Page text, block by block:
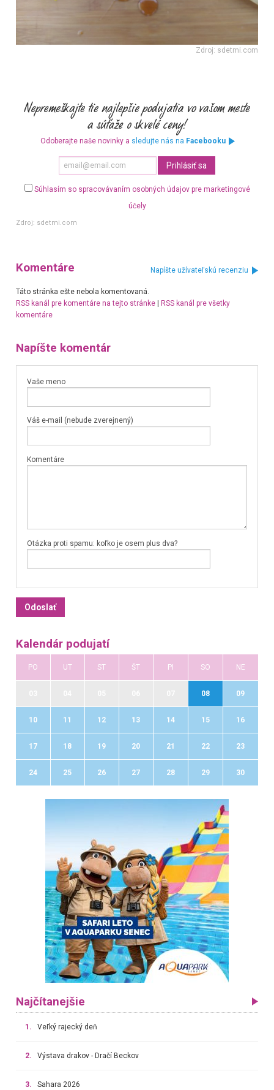
Zdroj: sdetmi.com
Odoberajte naše novinky a sledujte nás na Facebooku
Súhlasím so spracovávaním osobných údajov pre marketingové
účely
Zdroj: sdetmi.com
Komentáre Napíšte užívateľskú recenziu
Táto stránka ešte nebola komentovaná.
RSS kanál pre komentáre na tejto stránke|
RSS kanál pre všetky
komentáre
Napíšte komentár
Vaše meno
Váš e-mail (nebude zverejnený)
Komentáre
Otázka proti spamu: koľko je osem plus dva?
Kalendár podujatí
PO UT ST ŠT PI SO NE
08 09
10 11 12 13 14 15 16
17 18 19 20 21 22 23
24 25 26 27 28 29 30
Najčítanejšie
1. Veľký rajecký deň
2. Výstava drakov - Dračí Beckov
3. Sahara 2026